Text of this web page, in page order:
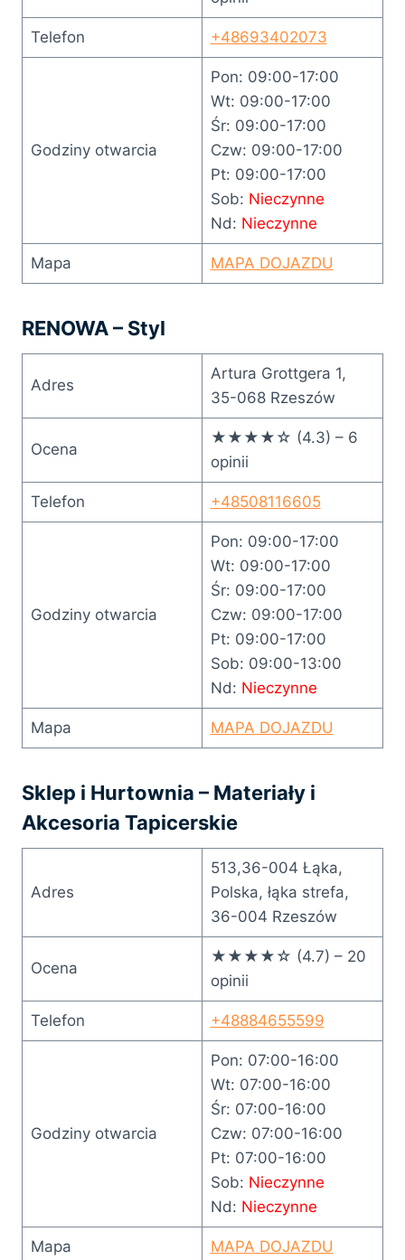
Telefon +48693402073
Godziny otwarcia
Pon: 09:00-17:00
Wt: 09:00-17:00
Śr: 09:00-17:00
Czw: 09:00-17:00
Pt: 09:00-17:00
Sob: Nieczynne
Nd: Nieczynne
Mapa MAPA DOJAZDU
RENOWA – Styl
Adres
Artura Grottgera 1,
35-068 Rzeszów
Ocena
★★★★☆ (4.3) – 6
opinii
Telefon +48508116605
Godziny otwarcia
Pon: 09:00-17:00
Wt: 09:00-17:00
Śr: 09:00-17:00
Czw: 09:00-17:00
Pt: 09:00-17:00
Sob: 09:00-13:00
Nd: Nieczynne
Mapa MAPA DOJAZDU
Sklep i Hurtownia – Materiały i
Akcesoria Tapicerskie
Adres
513,36-004 Łąka,
Polska, łąka strefa,
36-004 Rzeszów
Ocena
★★★★☆ (4.7) – 20
opinii
Telefon +48884655599
Godziny otwarcia
Pon: 07:00-16:00
Wt: 07:00-16:00
Śr: 07:00-16:00
Czw: 07:00-16:00
Pt: 07:00-16:00
Sob: Nieczynne
Nd: Nieczynne
Mapa MAPA DOJAZDU